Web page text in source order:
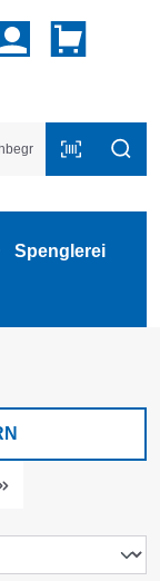
Spenglerei